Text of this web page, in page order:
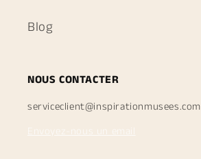
Blog
NOUS CONTACTER
serviceclient@inspirationmusees.com
Envoyez-nous un email